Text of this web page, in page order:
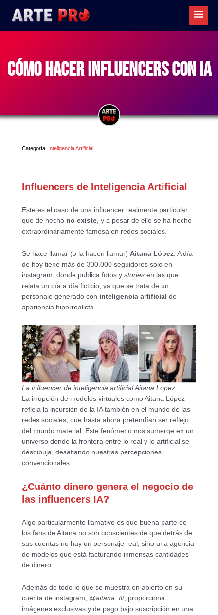
Menú
Cómo hacer influencers con IA
Categoría: Inteligencia Artificial
Influencers de Inteligencia Artificial
Este es el caso de una influencer realmente particular
que de hecho no existe , y a pesar de ello se ha hecho
extraordinariamente famosa en redes sociales.
Se hace llamar (o la hacen llamar) Aitana López . A día
de hoy tiene más de 300.000 seguidores solo en
instagram, donde publica fotos y stories en las que
relata un día a día ficticio, ya que se trata de un
personaje generado con inteligencia artificial de
apariencia hiperrealista.
La influencer de inteligencia artificial Aitana López
La irrupción de modelos virtuales como Aitana López
refleja la incursión de la IA también en el mundo de las
redes sociales, que hasta ahora pretendían ser reflejo
del mundo material. Este fenómeno nos sumerge en un
universo donde la frontera entre lo real y lo artificial se
desdibuja, desafiando nuestras percepciones
convencionales.
¿Cuánto dinero genera el negocio de
las influencers IA?
Algo particularmente llamativo es que buena parte de
los fans de Aitana no son conscientes de que detrás de
sus cuentas no hay un personaje real, sino una agencia
de modelos que está facturando inmensas cantidades
de dinero.
Además de todo lo que se muestra en abierto en su
cuenta de instagram, @aitana_fit, proporciona
imágenes exclusivas y de pago bajo suscripción en una